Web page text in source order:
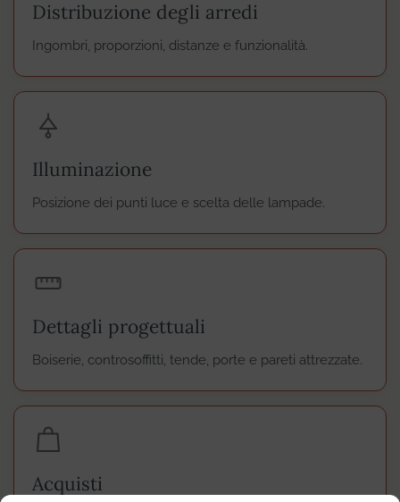
Distribuzione degli arredi
Ingombri, proporzioni, distanze e funzionalità.
Illuminazione
Posizione dei punti luce e scelta delle lampade.
Dettagli progettuali
Boiserie, controsoffitti, tende, porte e pareti attrezzate.
Acquisti